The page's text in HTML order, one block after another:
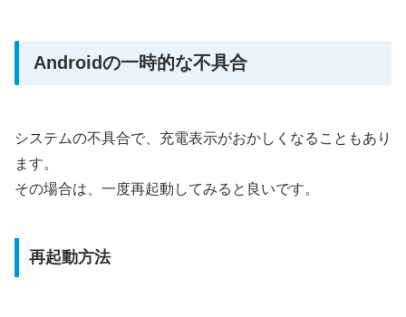
Androidの一時的な不具合
システムの不具合で、充電表示がおかしくなることもあり
ます。
その場合は、一度再起動してみると良いです。
再起動方法